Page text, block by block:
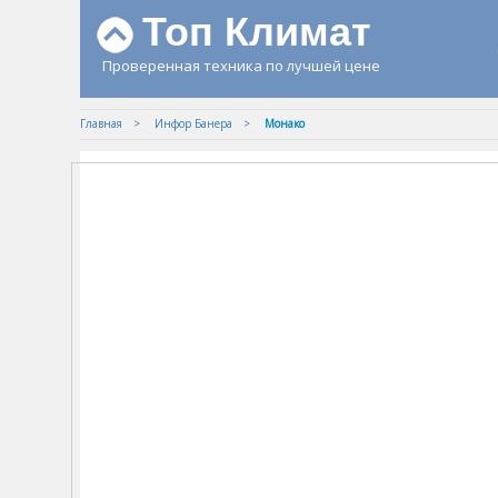
Топ Климат
Проверенная техника по лучшей цене
Главная Инфор Банера Монако